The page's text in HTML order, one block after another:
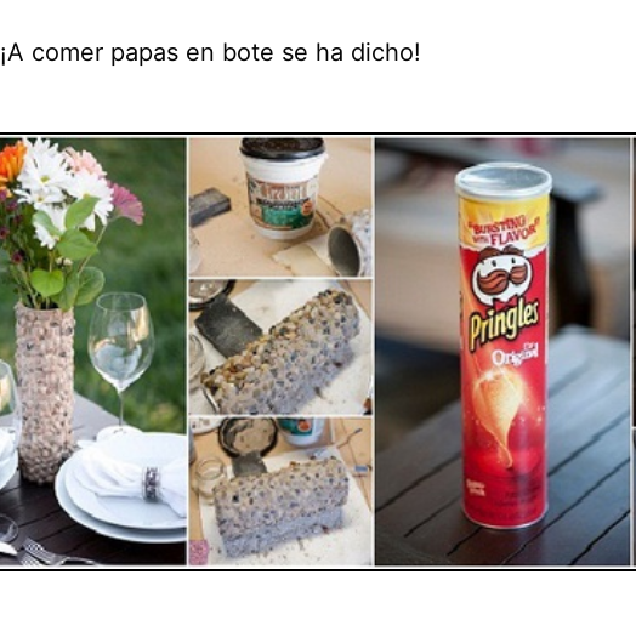
¡A comer papas en bote se ha dicho!